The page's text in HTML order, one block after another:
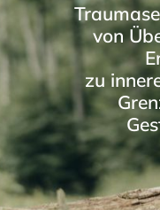
von
zu